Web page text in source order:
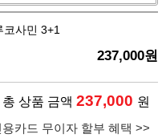
사민 3+1
237,000원
총 상품 금액 237,000 원
용카드 무이자 할부 혜택 >>